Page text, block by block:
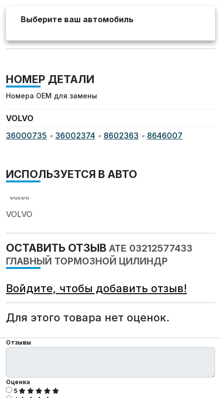
Выберите ваш автомобиль
НОМЕР ДЕТАЛИ
Номера OEM для замены
VOLVO
36000735 • 36002374 • 8602363 • 8646007
ИСПОЛЬЗУЕТСЯ В АВТО
VOLVO
ОСТАВИТЬ ОТЗЫВ ATE 03212577433
ГЛАВНЫЙ ТОРМОЗНОЙ ЦИЛИНДР
Войдите, чтобы добавить отзыв!
Для этого товара нет оценок.
Отзывы
Оценка
5